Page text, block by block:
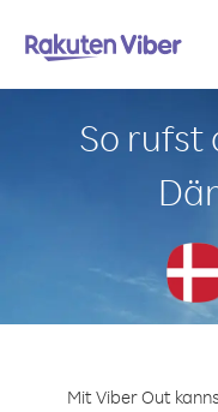
So rufst
Mit Viber Out